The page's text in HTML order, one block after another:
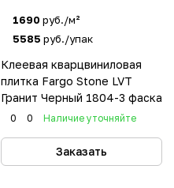
1690 руб./м²
5585 руб./упак
Клеевая кварцвиниловая
плитка Fargo Stone LVT
Гранит Черный 1804-3 фаска
0 0 Наличие уточняйте
Заказать